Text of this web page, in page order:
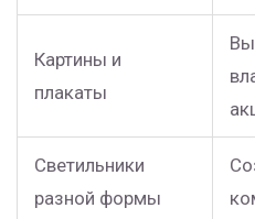
Картины и
плакаты
Светильники
разной формы